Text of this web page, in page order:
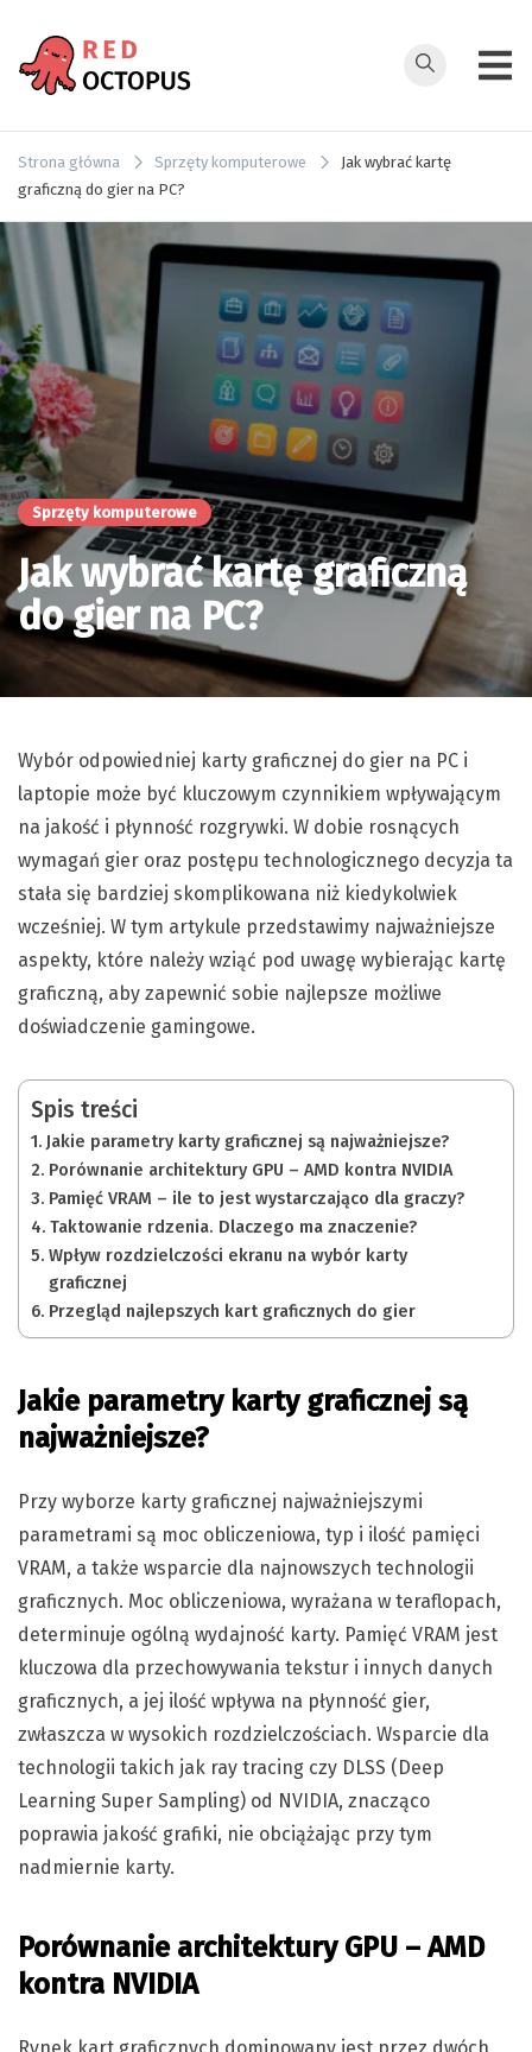
treści
redoctopus.in
Strona główna Sprzęty komputerowe
Jak wybrać kartę
graficzną do gier na PC?
Sprzęty komputerowe
Jak wybrać kartę graficzną
do gier na PC?
Wybór odpowiedniej karty graficznej do gier na PC i
laptopie może być kluczowym czynnikiem wpływającym
na jakość i płynność rozgrywki. W dobie rosnących
wymagań gier oraz postępu technologicznego decyzja ta
stała się bardziej skomplikowana niż kiedykolwiek
wcześniej. W tym artykule przedstawimy najważniejsze
aspekty, które należy wziąć pod uwagę wybierając kartę
graficzną, aby zapewnić sobie najlepsze możliwe
doświadczenie gamingowe.
Spis treści
Jakie parametry karty graficznej są najważniejsze?
Porównanie architektury GPU – AMD kontra NVIDIA
Pamięć VRAM – ile to jest wystarczająco dla graczy?
Taktowanie rdzenia. Dlaczego ma znaczenie?
Wpływ rozdzielczości ekranu na wybór karty
graficznej
Przegląd najlepszych kart graficznych do gier
Jakie parametry karty graficznej są
najważniejsze?
Przy wyborze karty graficznej najważniejszymi
parametrami są moc obliczeniowa, typ i ilość pamięci
VRAM, a także wsparcie dla najnowszych technologii
graficznych. Moc obliczeniowa, wyrażana w teraflopach,
determinuje ogólną wydajność karty. Pamięć VRAM jest
kluczowa dla przechowywania tekstur i innych danych
graficznych, a jej ilość wpływa na płynność gier,
zwłaszcza w wysokich rozdzielczościach. Wsparcie dla
technologii takich jak ray tracing czy DLSS (Deep
Learning Super Sampling) od NVIDIA, znacząco
poprawia jakość grafiki, nie obciążając przy tym
nadmiernie karty.
Porównanie architektury GPU – AMD
kontra NVIDIA
Rynek kart graficznych dominowany jest przez dwóch